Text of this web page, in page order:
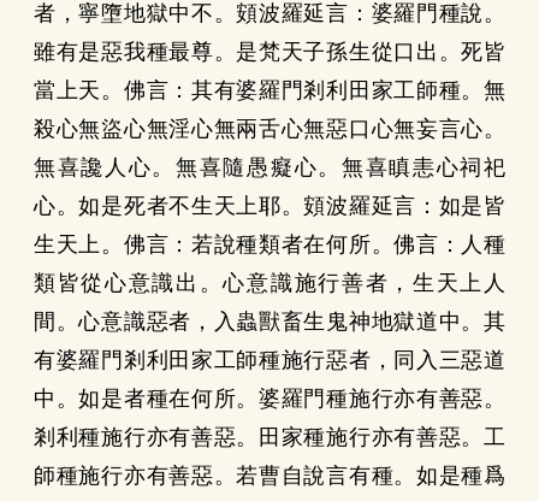
者，寧墮地獄中不。頞波羅延言：婆羅門種說。
雖有是惡我種最尊。是梵天子孫生從口出。死皆
當上天。佛言：其有婆羅門剎利田家工師種。無
殺心無盜心無淫心無兩舌心無惡口心無妄言心。
無喜讒人心。無喜隨愚癡心。無喜瞋恚心祠祀
心。如是死者不生天上耶。頞波羅延言：如是皆
生天上。佛言：若說種類者在何所。佛言：人種
類皆從心意識出。心意識施行善者，生天上人
間。心意識惡者，入蟲獸畜生鬼神地獄道中。其
有婆羅門剎利田家工師種施行惡者，同入三惡道
中。如是者種在何所。婆羅門種施行亦有善惡。
剎利種施行亦有善惡。田家種施行亦有善惡。工
師種施行亦有善惡。若曹自說言有種。如是種爲